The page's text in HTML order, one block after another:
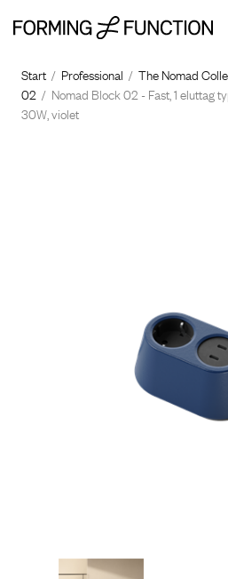
Start / Professional / The Nomad
02 / Nomad Block 02 - Fast, 1 eluttag
30W, violet